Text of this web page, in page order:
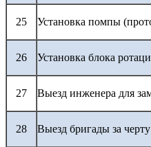
25 Установка помпы
26 Установка блока
27 Выезд инженера для
28 Выезд бригады за